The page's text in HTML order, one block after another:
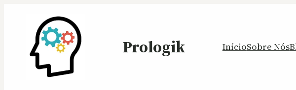
Prologik InícioSobre Nós